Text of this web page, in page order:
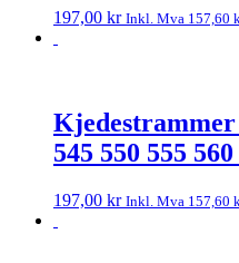
197,00 kr Inkl. Mva 157,60
Kjedestrammer
545 550 555 560
197,00 kr Inkl. Mva 157,60